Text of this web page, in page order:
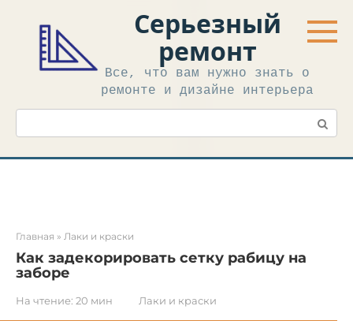
контенту
Серьезный
ремонт
Все, что вам нужно знать о
ремонте и дизайне интерьера
Поиск:
Главная » Лаки и краски
Как задекорировать сетку рабицу на
заборе
На чтение: 20 мин Лаки и краски